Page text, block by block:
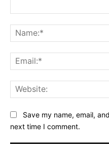
Save my name, email,
next time I comment.